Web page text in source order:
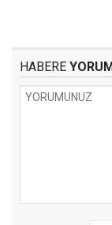
HABERE